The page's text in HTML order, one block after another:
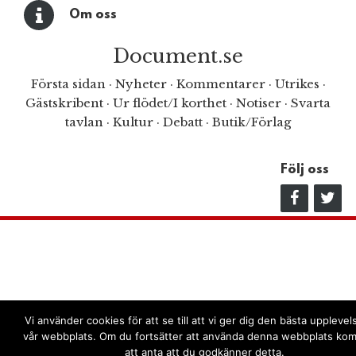
Om oss
Document.se
Första sidan· Nyheter· Kommentarer· Utrikes ·
Gästskribent · Ur flödet/I korthet · Notiser · Svarta
tavlan · Kultur · Debatt · Butik/Förlag
Följ oss
Vi använder cookies för att se till att vi ger dig den bästa
vår webbplats. Om du fortsätter att använda denna webbplats
att anta att du godkänner detta.